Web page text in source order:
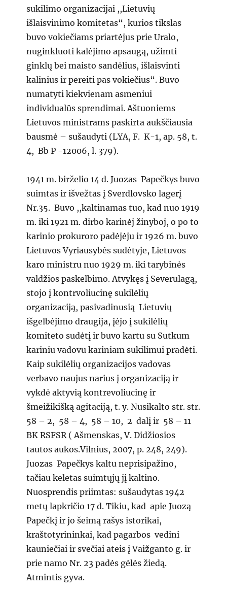
sukilimo organizacijai ,,Lietuvių
išlaisvinimo komitetas“, kurios tikslas
buvo vokiečiams priartėjus prie Uralo,
nuginkluoti kalėjimo apsaugą, užimti
ginklų bei maisto sandėlius, išlaisvinti
kalinius ir pereiti pas vokiečius“. Buvo
numatyti kiekvienam asmeniui
individualūs sprendimai. Aštuoniems
Lietuvos ministrams paskirta aukščiausia
bausmė – sušaudyti (LYA, F. K-1, ap. 58, t.
4, Bb P -12006, l. 379).
1941 m. birželio 14 d. Juozas Papečkys buvo
suimtas ir išvežtas į Sverdlovsko lagerį
Nr.35. Buvo ,,kaltinamas tuo, kad nuo 1919
m. iki 1921 m. dirbo karinėj žinyboj, o po to
karinio prokuroro padėjėju ir 1926 m. buvo
Lietuvos Vyriausybės sudėtyje, Lietuvos
karo ministru nuo 1929 m. iki tarybinės
valdžios paskelbimo. Atvykęs į Severulagą,
stojo į kontrvoliucinę sukilėlių
organizaciją, pasivadinusią Lietuvių
išgelbėjimo draugija, įėjo į sukilėlių
komiteto sudėtį ir buvo kartu su Sutkum
kariniu vadovu kariniam sukilimui pradėti.
Kaip sukilėlių organizacijos vadovas
verbavo naujus narius į organizaciją ir
vykdė aktyvią kontrevoliucinę ir
šmeižikišką agitaciją, t. y. Nusikalto str. str.
58 – 2, 58 – 4, 58 – 10, 2 dalį ir 58 – 11
BK RSFSR ( Ašmenskas, V. Didžiosios
tautos aukos.Vilnius, 2007, p. 248, 249).
Juozas Papečkys kaltu neprisipažino,
tačiau keletas suimtųjų jį kaltino.
Nuosprendis priimtas: sušaudytas 1942
metų lapkričio 17 d. Tikiu, kad apie Juozą
Papečkį ir jo šeimą rašys istorikai,
kraštotyrininkai, kad pagarbos vedini
kauniečiai ir svečiai ateis į Vaižganto g. ir
prie namo Nr. 23 padės gėlės žiedą.
Atmintis gyva.